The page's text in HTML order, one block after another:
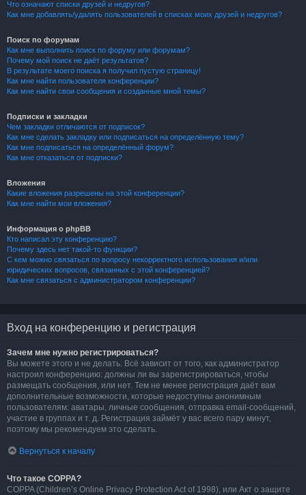
Что означают списки друзей и недругов?
Как мне добавлять/удалять пользователей в списках моих друзей и недругов?
Поиск по форумам
Как мне выполнить поиск по форуму или форумам?
Почему мой поиск не даёт результатов?
В результате моего поиска я получил пустую страницу!
Как мне найти пользователя конференции?
Как мне найти свои сообщения и созданные мной темы?
Подписки и закладки
Чем закладки отличаются от подписок?
Как мне сделать закладку или подписаться на определённую тему?
Как мне подписаться на определённый форум?
Как мне отказаться от подписки?
Вложения
Какие вложения разрешены на этой конференции?
Как мне найти мои вложения?
Информация о phpBB
Кто написал эту конференцию?
Почему здесь нет такой-то функции?
С кем можно связаться по вопросу некорректного использования и/или
юридических вопросов, связанных с этой конференцией?
Как мне связаться с администратором конференции?
Вход на конференцию и регистрация
Зачем мне нужно регистрироваться?
Вы можете этого и не делать. Всё зависит от того, как администратор
настроил конференцию: должны ли вы зарегистрироваться, чтобы
размещать сообщения, или нет. Тем не менее регистрация даёт вам
дополнительные возможности, которые недоступны анонимным
пользователям: аватары, личные сообщения, отправка email-сообщений,
участие в группах и т. д. Регистрация займёт у вас всего пару минут,
поэтому мы рекомендуем это сделать.
Вернуться к началу
Что такое COPPA?
COPPA (Children’s Online Privacy Protection Act of 1998), или Акт о защите